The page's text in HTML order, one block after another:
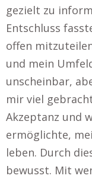
gezielt zu
Entschluss
offen
und mein
unscheinbar,
mir viel
Akzeptanz und
ermöglichte,
leben. Durch
bewusst. Mit